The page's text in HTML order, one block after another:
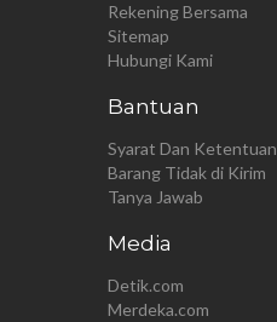
Rekening Bersama
Sitemap
Hubungi Kami
Bantuan
Syarat Dan Ketentuan
Barang Tidak di Kirim
Tanya Jawab
Media
Detik.com
Merdeka.com